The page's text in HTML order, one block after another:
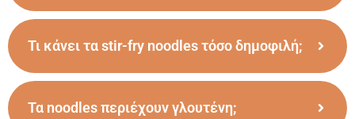
Τι κάνει τα stir-fry noodles τόσο δημοφιλή;
Τα noodles περιέχουν γλουτένη;